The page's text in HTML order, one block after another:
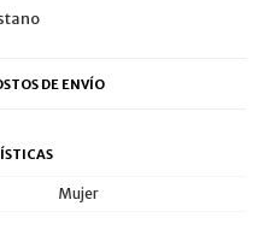
DE ENVÍO
Mujer